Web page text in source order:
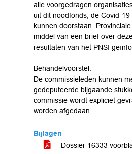
alle voorgedragen
uit dit noodfonds, de Covid-
kunnen doorstaan.
middel van een brief over
resultaten van het PNSI
Behandelvoorstel:
De commissieleden kunnen
gedeputeerde bijgaande
commissie wordt expliciet
worden afgedaan.
Bijlagen
Dossier 16333